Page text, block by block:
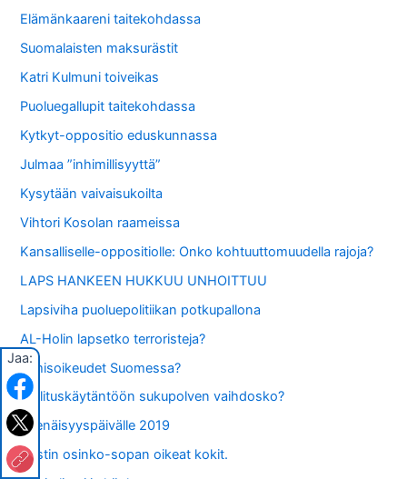
Elämänkaareni taitekohdassa
Suomalaisten maksurästit
Katri Kulmuni toiveikas
Puoluegallupit taitekohdassa
Kytkyt-oppositio eduskunnassa
Julmaa ”inhimillisyyttä”
Kysytään vaivaisukoilta
Vihtori Kosolan raameissa
Kansalliselle-oppositiolle: Onko kohtuuttomuudella rajoja?
LAPS HANKEEN HUKKUU UNHOITTUU
Lapsiviha puoluepolitiikan potkupallona
AL-Holin lapsetko terroristeja?
Ihmisoikeudet Suomessa?
Hallituskäytäntöön sukupolven vaihdosko?
Itsenäisyyspäivälle 2019
Postin osinko-sopan oikeat kokit.
Jaa: